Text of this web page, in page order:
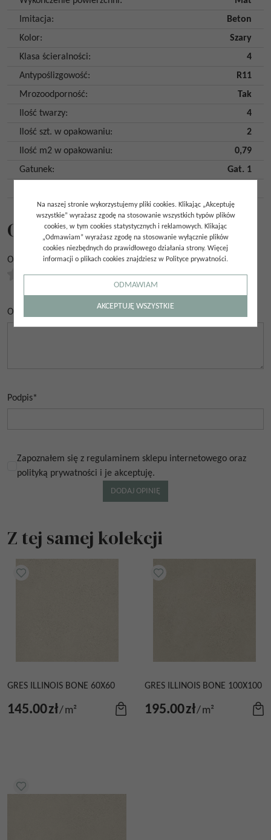
Imitacja:
Beton
Kolor:
Szary
Klasa ścieralności:
4
Antypoślizgowość:
R11
Mrozoodporność:
Tak
Ilość twarzy:
4
Ilość szt. w opakowaniu:
2
Ilość m2 w opakowaniu:
0,79
Gatunek:
Gat. 1
Opinie
Ocena
0.00/5(0głosów)
Opinia
Podpis*
Zapoznałem się z regulaminem sklepu internetowego oraz
polityką prywatności i je akceptuję.
Z tej samej kolekcji
GRES ILLINOIS BONE 60X60
145.00zł/ m²
GRES ILLINOIS BONE 100X100
195.00zł/ m²
Na naszej stronie wykorzystujemy pliki cookies. Klikając „Akceptuję
wszystkie” wyrażasz zgodę na stosowanie wszystkich typów plików
cookies, w tym cookies statystycznych i reklamowych. Klikając
„Odmawiam” wyrażasz zgodę na stosowanie wyłącznie plików
cookies niezbędnych do prawidłowego działania strony. Więcej
informacji o plikach cookies znajdziesz w Polityce prywatności.
ODMAWIAM
AKCEPTUJĘ WSZYSTKIE